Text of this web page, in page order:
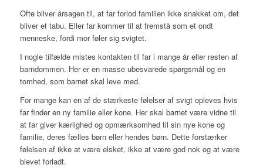
Ofte bliver årsagen til, at far forlod familien ikke snakket om, det
bliver et tabu. Eller far kommer til at fremstå som et ondt
menneske, fordi mor føler sig svigtet.
I nogle tilfælde mistes kontakten til far i mange år eller resten af
barndommen. Her er en masse ubesvarede spørgsmål og en
tomhed, som barnet skal leve med.
For mange kan en af de stærkeste følelser af svigt opleves hvis
far finder en ny familie eller kone. Her skal barnet være vidne til
at far giver kærlighed og opmærksomhed til sin nye kone og
familie, deres fælles børn eller hendes børn. Dette forstærker
følelsen af ikke at være elsket, ikke at være god nok og at være
blevet forladt.